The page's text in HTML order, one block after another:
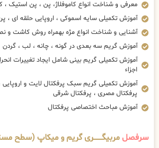
معرفی و شناخت انواع کاموفلاژ، پن ، پن استیک
آموزش تکمیلی سایه اسموکی ، اروپایی حلقه ای ،
آشنایی و شناخت انواع مژه بهمراه روش کاشت و
آموزش گریم سه بعدی در گونه ، چانه ، لب ، گردن
آموزش تکمیلی گریم بینی شامل ایجاد تغییرات
اجزاء
آموزش تکمیلی گریم سبک پرفکتال لایت و اروپایی
پرفکتال مصری ، پرفکتال شرقی
آموزش مباحث اختصاصی پرفکتال
سرفصلمربیگــــــــری گریم و میکاپ (سطح